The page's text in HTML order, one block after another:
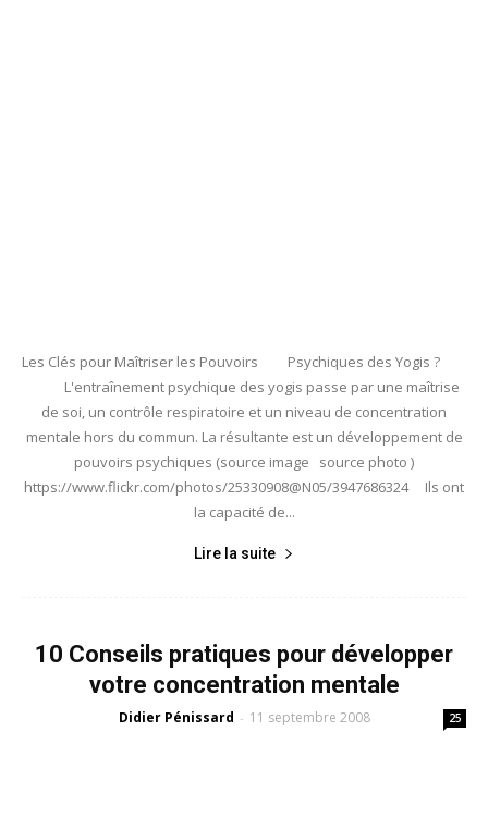
Les Clés pour Maîtriser les Pouvoirs Psychiques des Yogis ?
L'entraînement psychique des yogis passe par une maîtrise
de soi, un contrôle respiratoire et un niveau de concentration
mentale hors du commun. La résultante est un développement de
pouvoirs psychiques (source image source photo )
https://www.flickr.com/photos/25330908@N05/3947686324 Ils ont
la capacité de...
Lire la suite
10 Conseils pratiques pour développer
votre concentration mentale
Didier Pénissard - 11 septembre 2008 25